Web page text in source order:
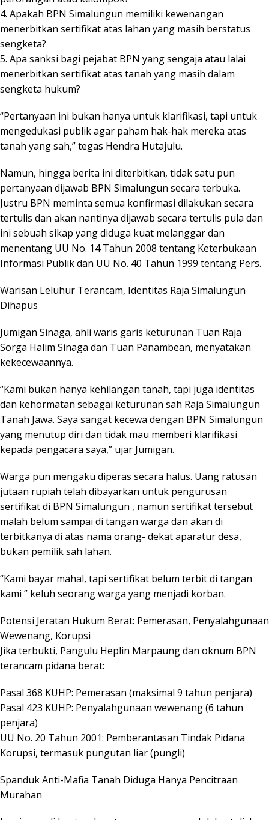
4. Apakah BPN Simalungun memiliki kewenangan
menerbitkan sertifikat atas lahan yang masih berstatus
sengketa?
5. Apa sanksi bagi pejabat BPN yang sengaja atau lalai
menerbitkan sertifikat atas tanah yang masih dalam
sengketa hukum?
“Pertanyaan ini bukan hanya untuk klarifikasi, tapi untuk
mengedukasi publik agar paham hak-hak mereka atas
tanah yang sah,” tegas Hendra Hutajulu.
Namun, hingga berita ini diterbitkan, tidak satu pun
pertanyaan dijawab BPN Simalungun secara terbuka.
Justru BPN meminta semua konfirmasi dilakukan secara
tertulis dan akan nantinya dijawab secara tertulis pula dan
ini sebuah sikap yang diduga kuat melanggar dan
menentang UU No. 14 Tahun 2008 tentang Keterbukaan
Informasi Publik dan UU No. 40 Tahun 1999 tentang Pers.
Warisan Leluhur Terancam, Identitas Raja Simalungun
Dihapus
Jumigan Sinaga, ahli waris garis keturunan Tuan Raja
Sorga Halim Sinaga dan Tuan Panambean, menyatakan
kekecewaannya.
“Kami bukan hanya kehilangan tanah, tapi juga identitas
dan kehormatan sebagai keturunan sah Raja Simalungun
Tanah Jawa. Saya sangat kecewa dengan BPN Simalungun
yang menutup diri dan tidak mau memberi klarifikasi
kepada pengacara saya,” ujar Jumigan.
Warga pun mengaku diperas secara halus. Uang ratusan
jutaan rupiah telah dibayarkan untuk pengurusan
sertifikat di BPN Simalungun , namun sertifikat tersebut
malah belum sampai di tangan warga dan akan di
terbitkanya di atas nama orang- dekat aparatur desa,
bukan pemilik sah lahan.
“Kami bayar mahal, tapi sertifikat belum terbit di tangan
kami ” keluh seorang warga yang menjadi korban.
Potensi Jeratan Hukum Berat: Pemerasan, Penyalahgunaan
Wewenang, Korupsi
Jika terbukti, Pangulu Heplin Marpaung dan oknum BPN
terancam pidana berat:
Pasal 368 KUHP: Pemerasan (maksimal 9 tahun penjara)
Pasal 423 KUHP: Penyalahgunaan wewenang (6 tahun
penjara)
UU No. 20 Tahun 2001: Pemberantasan Tindak Pidana
Korupsi, termasuk pungutan liar (pungli)
Spanduk Anti-Mafia Tanah Diduga Hanya Pencitraan
Murahan